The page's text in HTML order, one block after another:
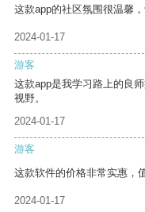
这款app的社区氛围很温馨
2024-01-17
游客
这款app是我学习路上的良
视野。
2024-01-17
游客
这款软件的价格非常实惠，
2024-01-17